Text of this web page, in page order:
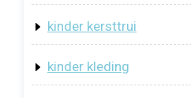
kinder kersttrui
kinder kleding